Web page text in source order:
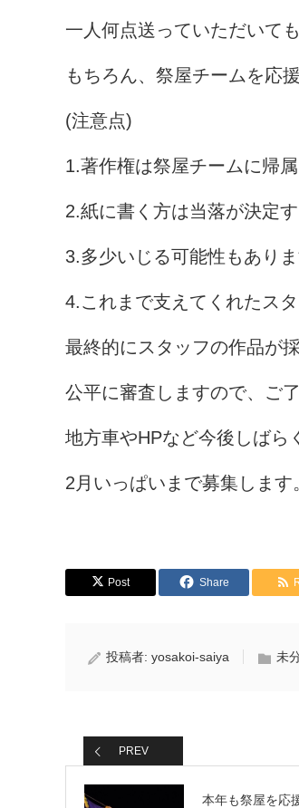
一人何点送っていただいて
もちろん、祭屋チームを応
(注意点)
1.著作権は祭屋チームに帰
2.紙に書く方は当落が決定
3.多少いじる可能性もあり
4.これまで支えてくれたス
最終的にスタッフの作品が
公平に審査しますので、ご
地方車やHPなど今後しばら
2月いっぱいまで募集しま
Post Share
投稿者: yosakoi-saiya 未
PREV
本年も祭屋を応